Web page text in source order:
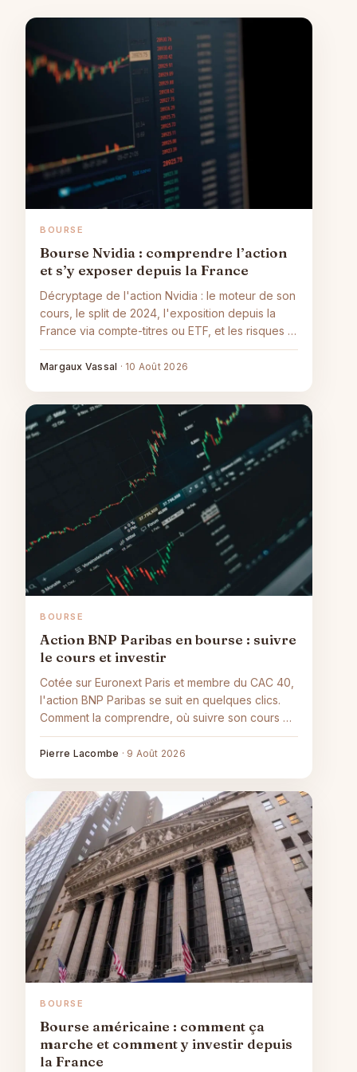
BOURSE
Bourse Nvidia : comprendre l’action
et s’y exposer depuis la France
Décryptage de l'action Nvidia : le moteur de son
cours, le split de 2024, l'exposition depuis la
France via compte-titres ou ETF, et les risques à
connaître. Sans conseil d'achat.
Margaux Vassal · 10 Août 2026
BOURSE
Action BNP Paribas en bourse : suivre
le cours et investir
Cotée sur Euronext Paris et membre du CAC 40,
l'action BNP Paribas se suit en quelques clics.
Comment la comprendre, où suivre son cours et
comment y investir, sans recommandation.
Pierre Lacombe · 9 Août 2026
BOURSE
Bourse américaine : comment ça
marche et comment y investir depuis
la France